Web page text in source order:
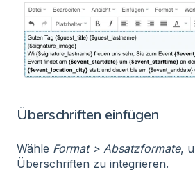
Überschriften einfügen
Wähle Format > Absatzformate,
Überschriften zu integrieren.